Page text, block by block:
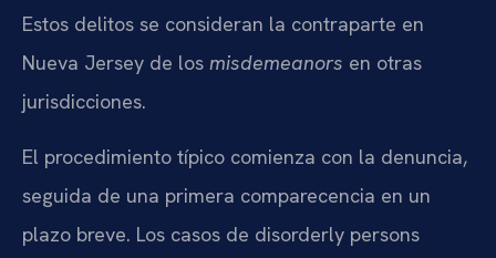
Estos delitos se consideran la contraparte en
Nueva Jersey de los misdemeanors en otras
jurisdicciones.
El procedimiento típico comienza con la denuncia,
seguida de una primera comparecencia en un
plazo breve. Los casos de disorderly persons